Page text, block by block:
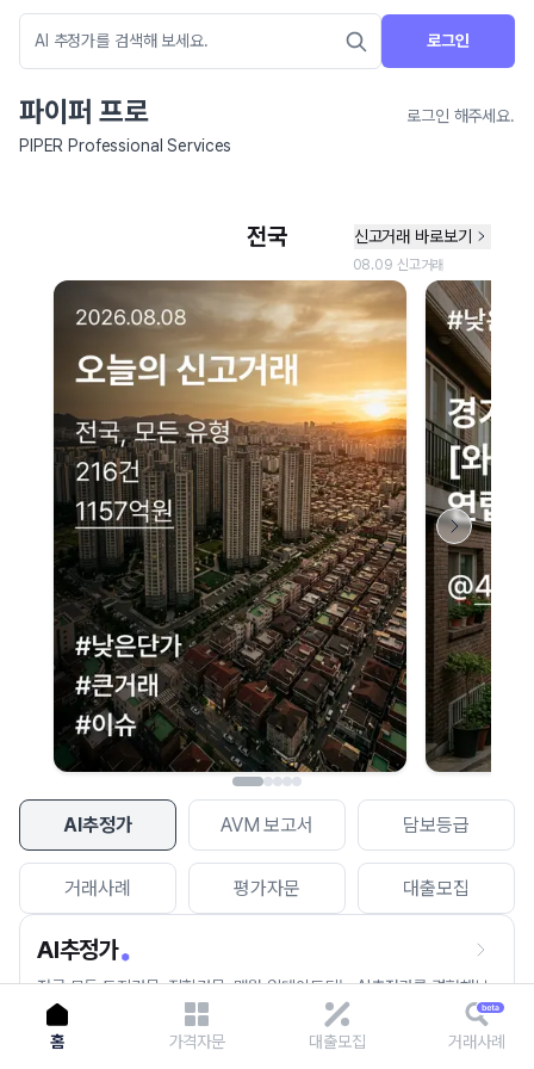
로그인
파이퍼 프로
로그인 해주세요.
PIPER Professional Services
AI추정가 AVM 보고서 담보등급
거래사례 평가자문 대출모집
AI추정가
전국 모든 토지건물, 집합건물, 매월 업데이트되는 AI추정가를 경험해보
세요.
네이버 지도 연결 안내
현재 네이버 지도 연결이 원활하지 않아 지도를 불러올 수 없습니다.
이용에 불편을 드려 죄송합니다.
다시 시도
홈 가격자문 대출모집 거래사례